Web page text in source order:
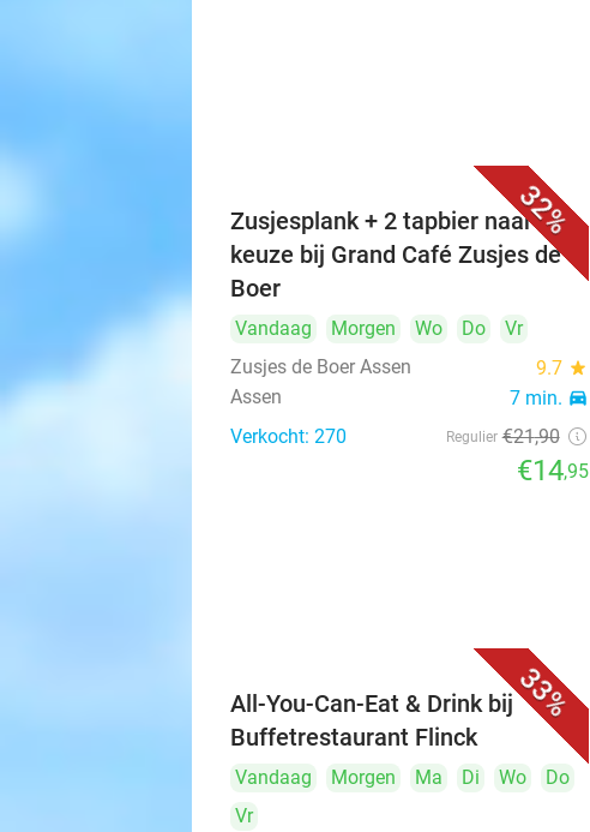
32%
Zusjesplank + 2 tapbier naar
keuze bij Grand Café Zusjes de
Boer
Vandaag Morgen Wo Do
Vr
Zusjes de Boer Assen
9.7 star
Assen 7 min. directions_car
Verkocht: 270 Regulier €21,90
€14,95
33%
All-You-Can-Eat & Drink bij
Buffetrestaurant Flinck
Vandaag Morgen Ma Di Wo
Do
Vr